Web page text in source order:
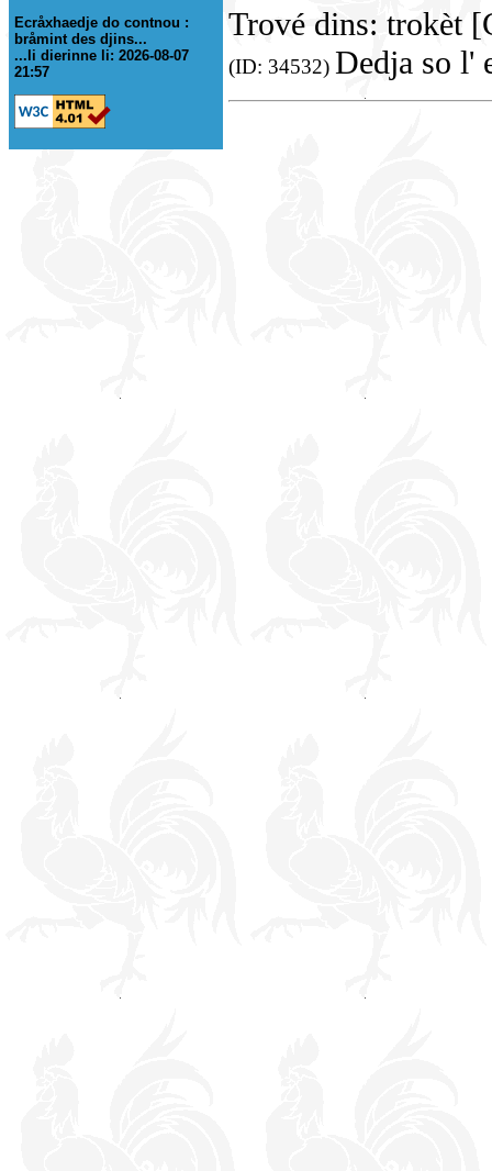
Ecråxhaedje do contnou :
bråmint des djins...
...li dierinne li: 2026-08-07
21:57
Trové dins: trokèt
(ID: 34532) Dedja so l'